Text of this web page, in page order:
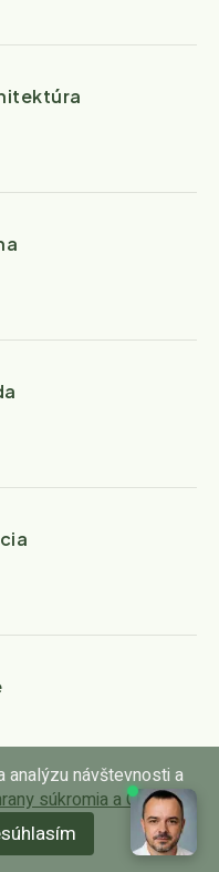
analýzu návštevnosti a
súkromia a GDPR